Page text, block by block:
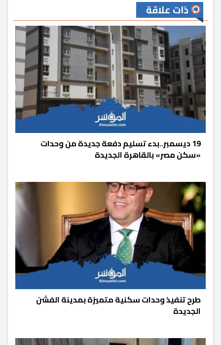
ذات علاقة
19 ديسمبر..بدء تسليم دفعة جديدة من وحدات
«سكن مصر» بالقاهرة الجديدة
طرح تنفيذ وحدات سكنية متميزة بمدينة الفشن
الجديدة